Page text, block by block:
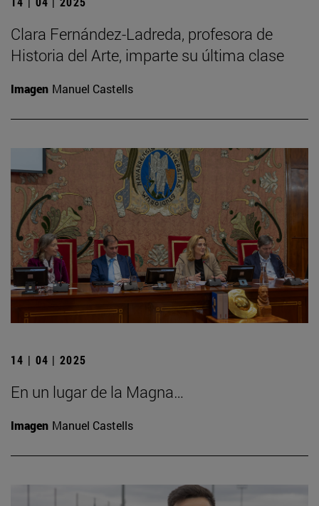
Clara Fernández-Ladreda, profesora de
Historia del Arte, imparte su última clase
Imagen Manuel Castells
14 | 04 | 2025
En un lugar de la Magna…
Imagen Manuel Castells